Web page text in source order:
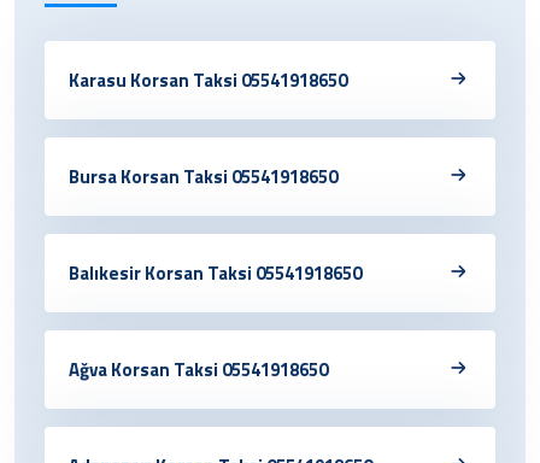
Karasu Korsan Taksi 05541918650
Bursa Korsan Taksi 05541918650
Balıkesir Korsan Taksi 05541918650
Ağva Korsan Taksi 05541918650